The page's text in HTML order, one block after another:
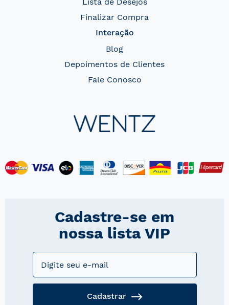
Finalizar Compra
Interação
Blog
Depoimentos de Clientes
Fale Conosco
Cadastre-se em
nossa lista VIP
Cadastrar